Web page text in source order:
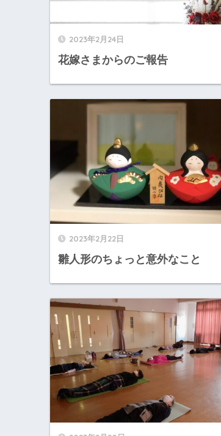
2023年2月24日
花嫁さまからのご報告
2023年2月22日
雛人形のちょっと意外なこと